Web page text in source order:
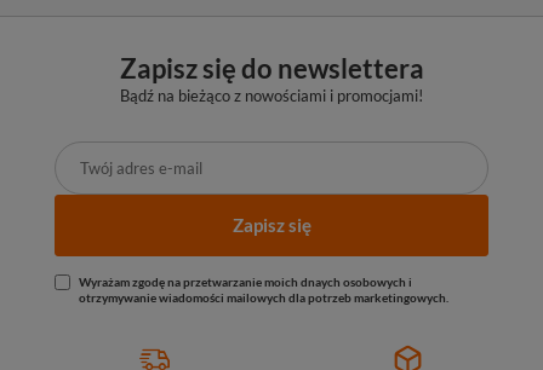
Zapisz się do newslettera
Bądź na bieżąco z nowościami i promocjami!
Zapisz się
Wyrażam zgodę na przetwarzanie moich dnaych osobowych i
otrzymywanie wiadomości mailowych dla potrzeb marketingowych.